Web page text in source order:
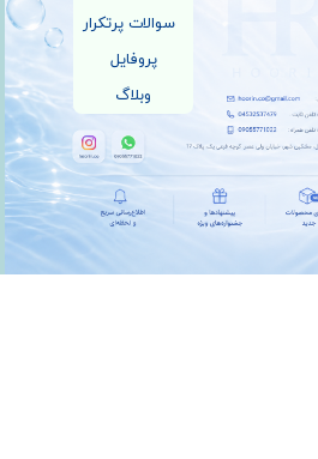
سوالات پرتکرار
پروفایل
وبلاگ